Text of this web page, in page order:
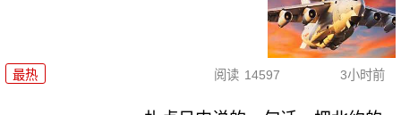
最热 阅读 14597 3小时前